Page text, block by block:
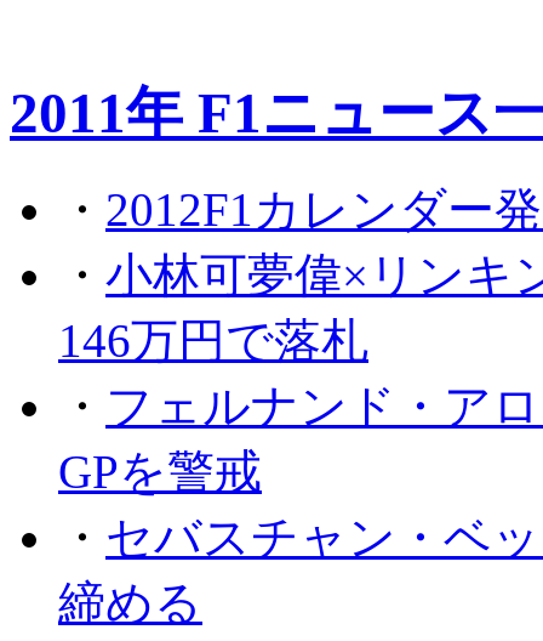
2011年 F1ニュース
・ 2012F1カレンダー
・ 小林可夢偉×リンキ
146万円で落札
・ フェルナンド・ア
GPを警戒
・ セバスチャン・ベ
締める